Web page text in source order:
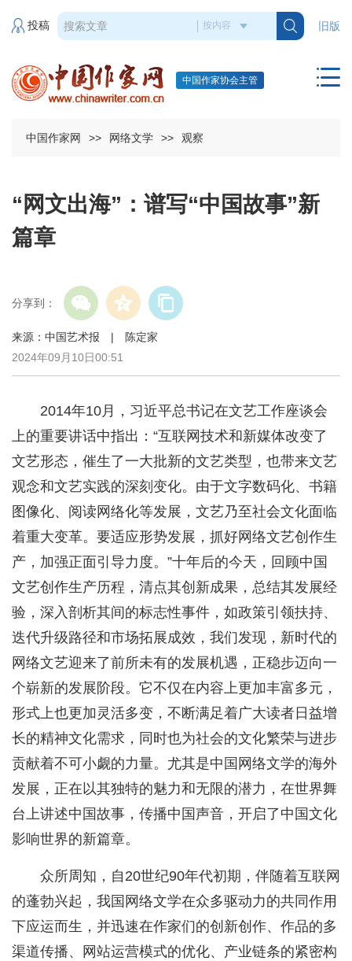
旧版
投稿
中国作家协会主管
中国作家网 >> 网络文学 >> 观察
“网文出海”：谱写“中国故事”新
篇章
分享到：
来源：中国艺术报 | 陈定家
2024年09月10日00:51
2014年10月，习近平总书记在文艺工作座谈会
上的重要讲话中指出：“互联网技术和新媒体改变了
文艺形态，催生了一大批新的文艺类型，也带来文艺
观念和文艺实践的深刻变化。由于文字数码化、书籍
图像化、阅读网络化等发展，文艺乃至社会文化面临
着重大变革。要适应形势发展，抓好网络文艺创作生
产，加强正面引导力度。”十年后的今天，回顾中国
文艺创作生产历程，清点其创新成果，总结其发展经
验，深入剖析其间的标志性事件，如政策引领扶持、
迭代升级路径和市场拓展成效，我们发现，新时代的
网络文艺迎来了前所未有的发展机遇，正稳步迈向一
个崭新的发展阶段。它不仅在内容上更加丰富多元，
形式上也更加灵活多变，不断满足着广大读者日益增
长的精神文化需求，同时也为社会的文化繁荣与进步
贡献着不可小觑的力量。尤其是中国网络文学的海外
发展，正在以其独特的魅力和无限的潜力，在世界舞
台上讲述中国故事，传播中国声音，开启了中国文化
影响世界的新篇章。
众所周知，自20世纪90年代初期，伴随着互联网
的蓬勃兴起，我国网络文学在众多驱动力的共同作用
下应运而生，并迅速在作家们的创新创作、作品的多
渠道传播、网站运营模式的优化、产业链条的紧密构